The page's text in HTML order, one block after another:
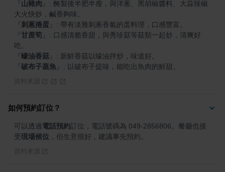
山豬肉
: 醃製後半肥半瘦，與洋蔥、黑胡椒醬料、大蒜辣椒
刺蔥捲蛋
甘蔗筍
: 口感清脆香甜，與秀珍菇等菇類一起炒，清爽好
蠔油香菇
破布子蒸魚 : 以破布子提味，能吃出魚肉的鮮甜。
如何預約訂位？
可以透過電話預約訂位，電話號碼為 049-2856806。餐廳也接
受現場候位 ，但生意很好，建議事先預約。